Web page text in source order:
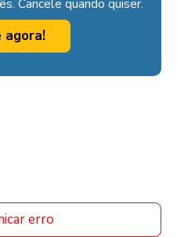
Cancele quando quiser.
agora!
erro